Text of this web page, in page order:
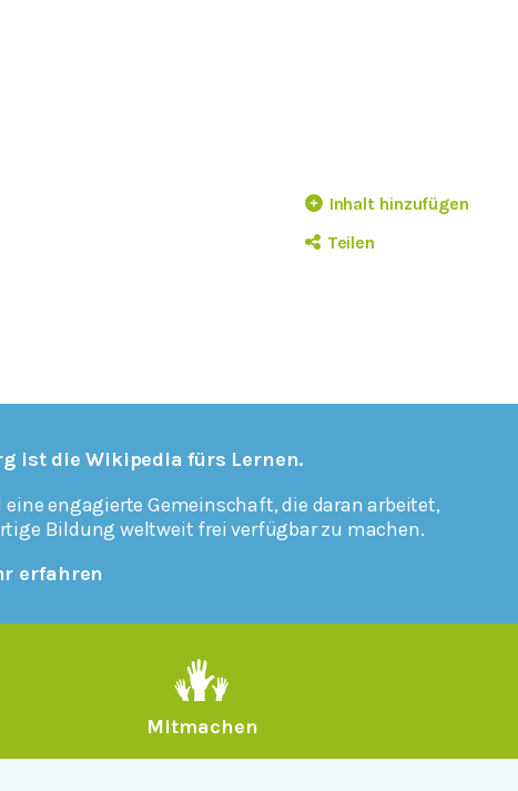
Inhalt hinzufügen
Teilen
ist die Wikipedia fürs Lernen.
eine engagierte Gemeinschaft, die daran arbeitet,
Bildung weltweit frei verfügbar zu machen.
erfahren
Mitmachen